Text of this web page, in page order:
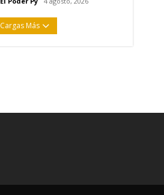
Cargas Más